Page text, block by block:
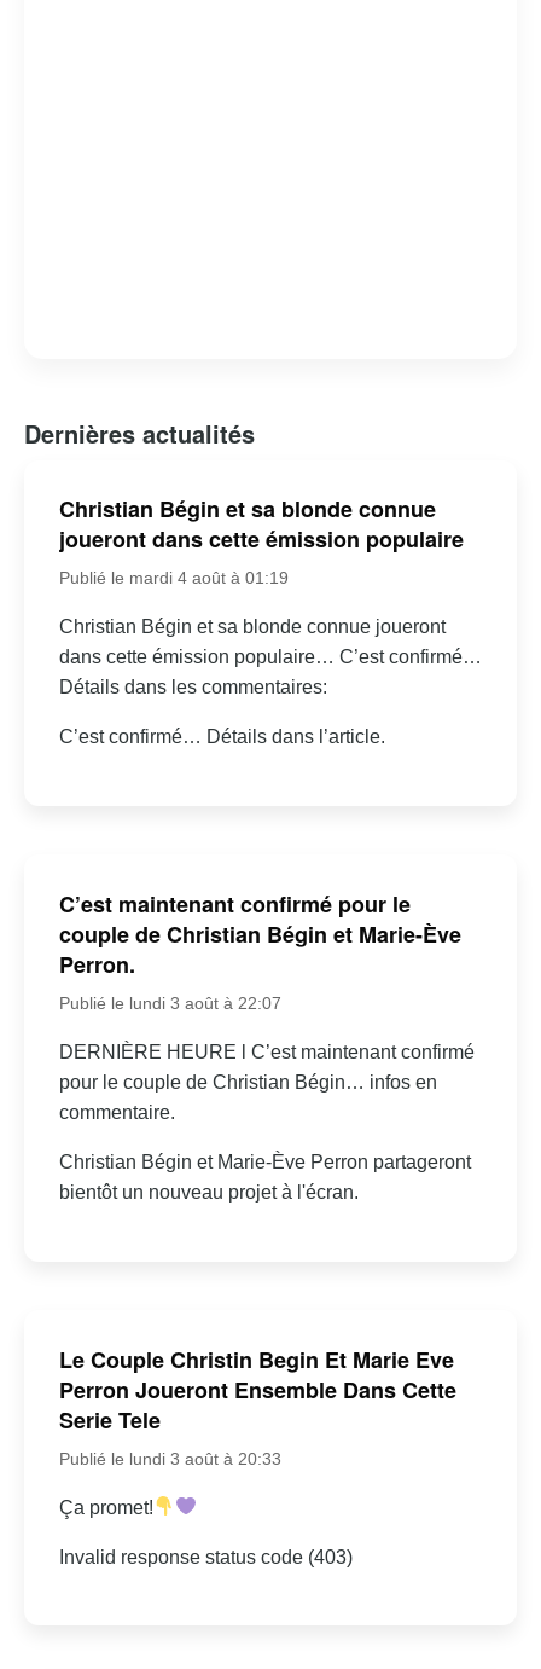
Dernières actualités
Christian Bégin et sa blonde connue
joueront dans cette émission populaire
Publié le mardi 4 août à 01:19
Christian Bégin et sa blonde connue joueront
dans cette émission populaire… C’est confirmé…
Détails dans les commentaires:
C’est confirmé… Détails dans l’article.
C’est maintenant confirmé pour le
couple de Christian Bégin et Marie-Ève
Perron.
Publié le lundi 3 août à 22:07
DERNIÈRE HEURE l C’est maintenant confirmé
pour le couple de Christian Bégin… infos en
commentaire.
Christian Bégin et Marie-Ève Perron partageront
bientôt un nouveau projet à l'écran.
Le Couple Christin Begin Et Marie Eve
Perron Joueront Ensemble Dans Cette
Serie Tele
Publié le lundi 3 août à 20:33
Ça promet!
Invalid response status code (403)